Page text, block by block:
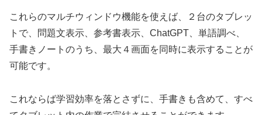
これらのマルチウィンドウ機能を使えば、２台のタブレッ
トで、問題文表示、参考書表示、ChatGPT、単語調べ、
手書きノートのうち、最大４画面を同時に表示することが
可能です。
これならば学習効率を落とさずに、手書きも含めて、すべ